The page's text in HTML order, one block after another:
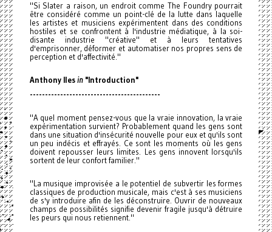
"Si Slater a raison, un endroit comme The Foundry pourrait
être considéré comme un point-clé de la lutte dans laquelle
les artistes et musiciens expérimentent dans des conditions
hostiles et se confrontent à l'industrie médiatique, à la soi-
disante industrie "créative" et à leurs tentatives
d'emprisonner, déformer et automatiser nos propres sens de
perception et d'affectivité."
Anthony Ilesin"Introduction"
-------------------------------------------
"A quel moment pensez-vous que la vraie innovation, la vraie
expérimentation survient? Probablement quand les gens sont
dans une situation d'insécurité nouvelle pour eux et qu'ils sont
un peu indécis et effrayés. Ce sont les moments où les gens
doivent repousser leurs limites. Les gens innovent lorsqu'ils
sortent de leur confort familier."
"La musique improvisée a le potentiel de subvertir les formes
classiques de production musicale, mais c'est à ses musiciens
de s'y introduire afin de les déconstruire. Ouvrir de nouveaux
champs de possibilités signifie devenir fragile jusqu'à détruire
les peurs qui nous retiennent."